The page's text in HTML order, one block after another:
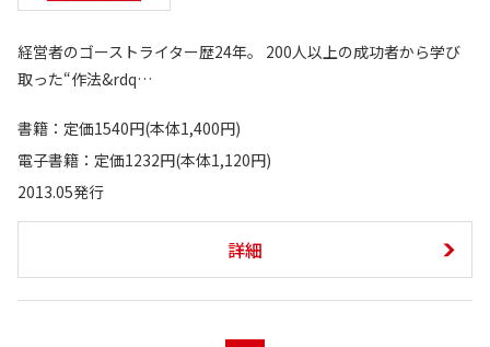
経営者のゴーストライター歴24年。 200人以上の成功者から学び
取った“作法&rdq…
書籍：定価1540円(本体1,400円)
電子書籍：定価1232円(本体1,120円)
2013.05発行
詳細